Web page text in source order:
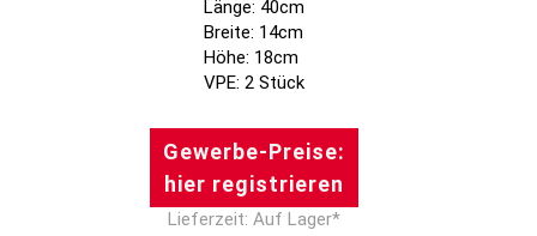
Länge: 40cm
Breite: 14cm
Höhe: 18cm
Gewerbe-Preise:
hier registrieren
Lieferzeit: Auf Lager*